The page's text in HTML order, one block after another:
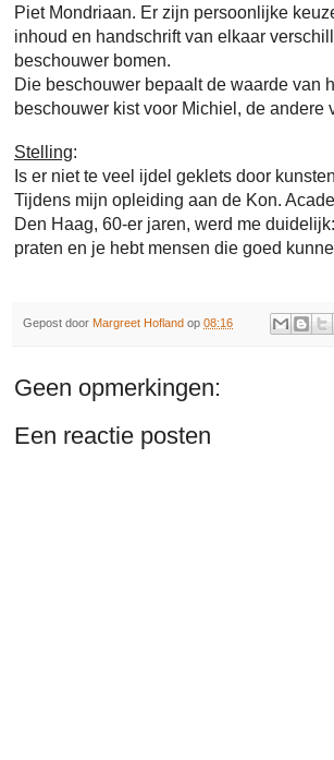
Piet Mondriaan. Er zijn persoonlijke
inhoud en handschrift van elkaar
beschouwer bomen.
Die beschouwer bepaalt de waarde van
beschouwer kist voor Michiel, de andere
Stelling:
Is er niet te veel ijdel geklets door
Tijdens mijn opleiding aan de Kon.
Den Haag, 60-er jaren, werd me
praten en je hebt mensen die goed
Gepost door Margreet Hofland op 08:16
Geen opmerkingen:
Een reactie posten